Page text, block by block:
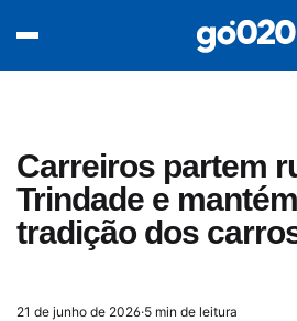
Carreiros partem
Trindade e
tradição dos
21 de junho de 2026·5 min de leitura
acontece agora
entretenimento
vídeos
pod020